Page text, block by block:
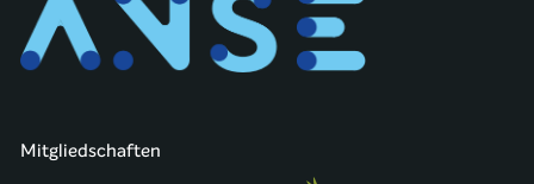
Mitgliedschaften